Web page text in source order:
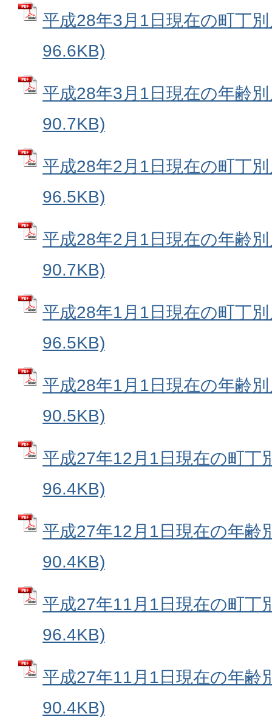
平成28年3月1日現在の町丁
96.6KB)
平成28年3月1日現在の年齢
90.7KB)
平成28年2月1日現在の町丁
96.5KB)
平成28年2月1日現在の年齢
90.7KB)
平成28年1月1日現在の町丁
96.5KB)
平成28年1月1日現在の年齢
90.5KB)
平成27年12月1日現在の町丁
96.4KB)
平成27年12月1日現在の年齢
90.4KB)
平成27年11月1日現在の町丁
96.4KB)
平成27年11月1日現在の年齢
90.4KB)